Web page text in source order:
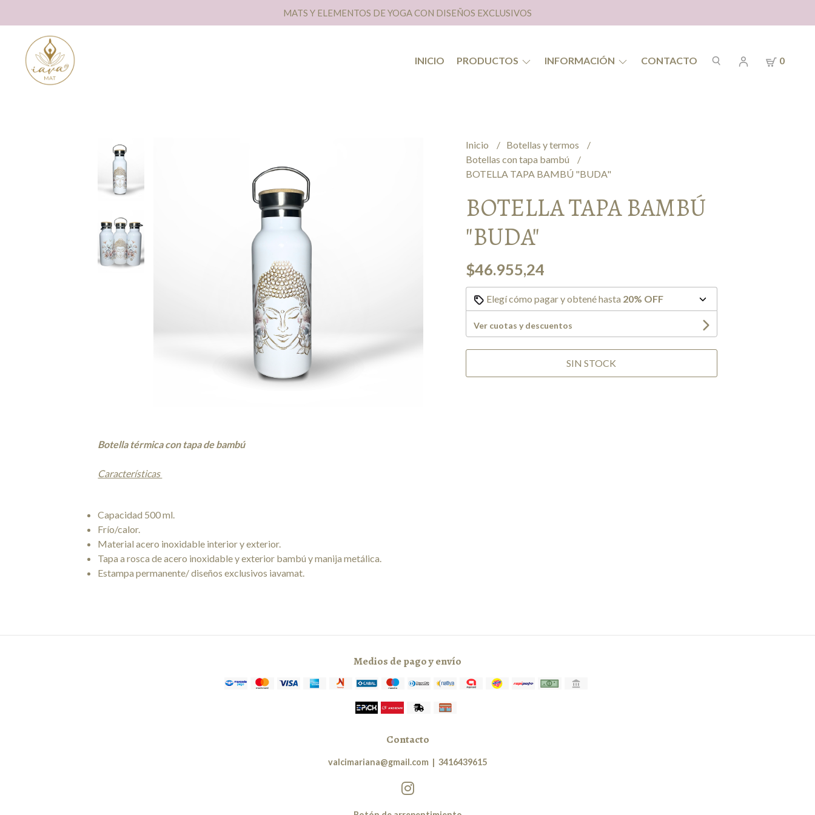
MATS Y ELEMENTOS DE YOGA CON DISEÑOS EXCLUSIVOS
INICIO PRODUCTOS INFORMACIÓN CONTACTO 0
Botella térmica con tapa de bambú
Características
Capacidad 500 ml.
Frío/calor.
Material acero inoxidable interior y exterior.
Tapa a rosca de acero inoxidable y exterior bambú y manija metálica.
Estampa permanente/ diseños exclusivos iavamat.
Inicio
Botellas y termos
Botellas con tapa bambú
BOTELLA TAPA BAMBÚ "BUDA"
BOTELLA TAPA BAMBÚ
"BUDA"
$46.955,24
Elegí cómo pagar y obtené hasta 20% OFF
Ver cuotas y descuentos
SIN STOCK
Medios de pago y envío
Contacto
valcimariana@gmail.com | 3416439615